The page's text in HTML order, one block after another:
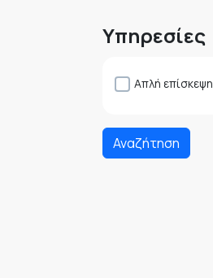
Υπηρεσίες
Απλή επίσκεψη
Αναζήτηση